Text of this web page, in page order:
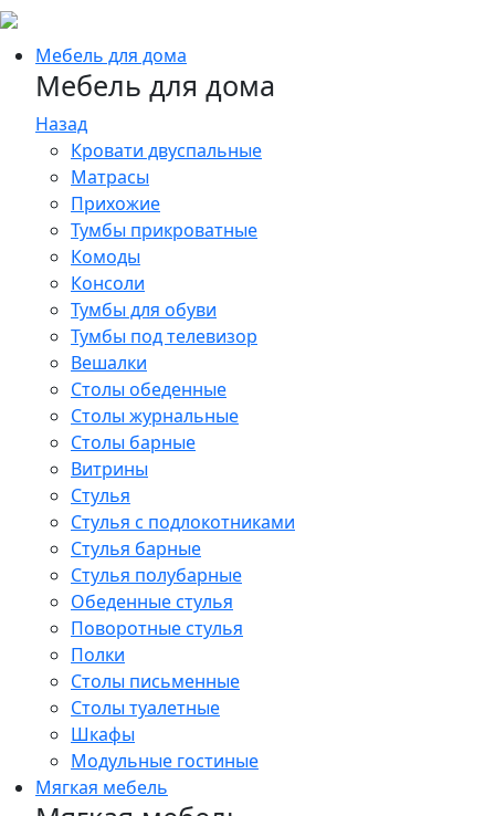
Мебель для дома
Мебель для дома
Назад
Кровати двуспальные
Матрасы
Прихожие
Тумбы прикроватные
Комоды
Консоли
Тумбы для обуви
Тумбы под телевизор
Вешалки
Столы обеденные
Столы журнальные
Столы барные
Витрины
Стулья
Стулья с подлокотниками
Стулья барные
Стулья полубарные
Обеденные стулья
Поворотные стулья
Полки
Столы письменные
Столы туалетные
Шкафы
Модульные гостиные
Мягкая мебель